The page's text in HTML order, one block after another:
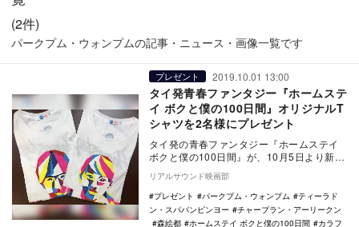
(2件)
パークプム・ウォンプムの記事・ニュース・画像一覧です
プレゼント 2019.10.01 13:00
タイ発青春ファンタジー『ホームステ
イ ボクと僕の100日間』オリジナルT
シャツを2名様にプレゼント
タイ発の青春ファンタジー『ホームステイ
ボクと僕の100日間』が、10月5日より新宿
武蔵野館ほかにてロードショーされる。
本…
リアルサウンド映画部
プレゼント
パークプム・ウォンプム
ティーラド
ン・スパパンピンヨー
チャープラン・アーリークン
森絵都
ホームステイ ボクと僕の100日間 カラフ